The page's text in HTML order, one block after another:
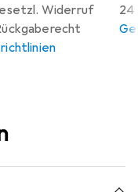
Widerruf
24